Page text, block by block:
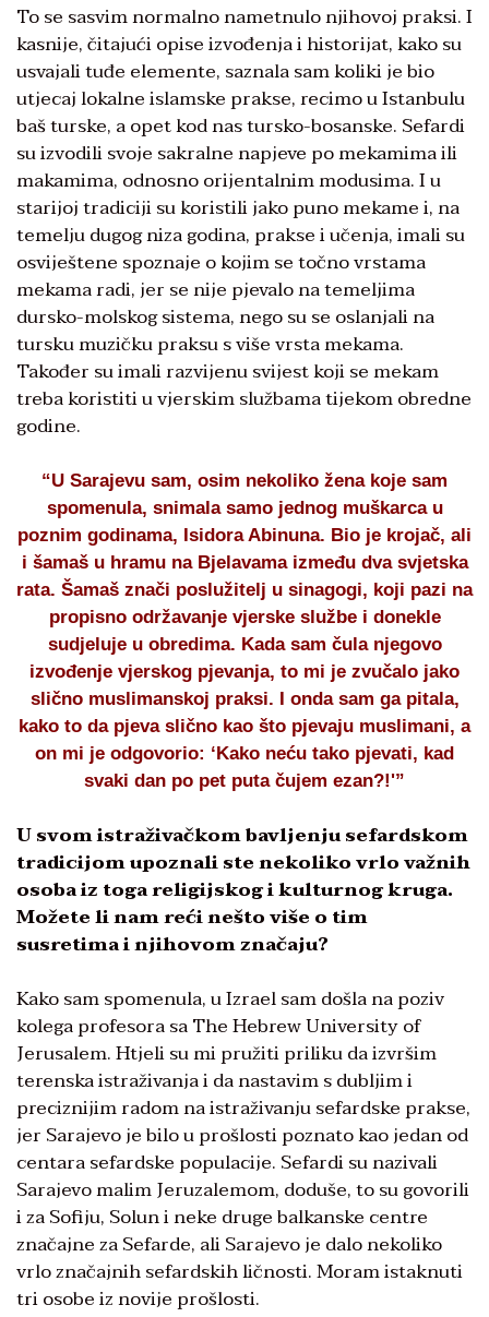
To se sasvim normalno nametnulo njihovoj praksi. I
kasnije, čitajući opise izvođenja i historijat, kako su
usvajali tuđe elemente, saznala sam koliki je bio
utjecaj lokalne islamske prakse, recimo u Istanbulu
baš turske, a opet kod nas tursko-bosanske. Sefardi
su izvodili svoje sakralne napjeve po mekamima ili
makamima, odnosno orijentalnim modusima. I u
starijoj tradiciji su koristili jako puno mekame i, na
temelju dugog niza godina, prakse i učenja, imali su
osviještene spoznaje o kojim se točno vrstama
mekama radi, jer se nije pjevalo na temeljima
dursko-molskog sistema, nego su se oslanjali na
tursku muzičku praksu s više vrsta mekama.
Također su imali razvijenu svijest koji se mekam
treba koristiti u vjerskim službama tijekom obredne
godine.
“U Sarajevu sam, osim nekoliko žena koje sam
spomenula, snimala samo jednog muškarca u
poznim godinama, Isidora Abinuna. Bio je krojač, ali
i šamaš u hramu na Bjelavama između dva svjetska
rata. Šamaš znači poslužitelj u sinagogi, koji pazi na
propisno održavanje vjerske službe i donekle
sudjeluje u obredima. Kada sam čula njegovo
izvođenje vjerskog pjevanja, to mi je zvučalo jako
slično muslimanskoj praksi. I onda sam ga pitala,
kako to da pjeva slično kao što pjevaju muslimani, a
on mi je odgovorio: ‘Kako neću tako pjevati, kad
svaki dan po pet puta čujem ezan?!'”
U svom istraživačkom bavljenju sefardskom
tradicijom upoznali ste nekoliko vrlo važnih
osoba iz toga religijskog i kulturnog kruga.
Možete li nam reći nešto više o tim
susretima i njihovom značaju?
Kako sam spomenula, u Izrael sam došla na poziv
kolega profesora sa The Hebrew University of
Jerusalem. Htjeli su mi pružiti priliku da izvršim
terenska istraživanja i da nastavim s dubljim i
preciznijim radom na istraživanju sefardske prakse,
jer Sarajevo je bilo u prošlosti poznato kao jedan od
centara sefardske populacije. Sefardi su nazivali
Sarajevo malim Jeruzalemom, doduše, to su govorili
i za Sofiju, Solun i neke druge balkanske centre
značajne za Sefarde, ali Sarajevo je dalo nekoliko
vrlo značajnih sefardskih ličnosti. Moram istaknuti
tri osobe iz novije prošlosti.